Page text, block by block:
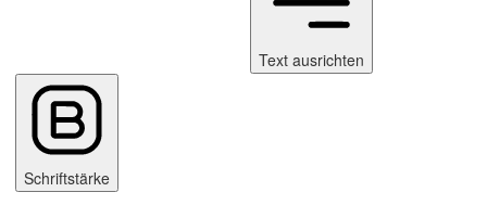
Text ausrichten
Schriftstärke